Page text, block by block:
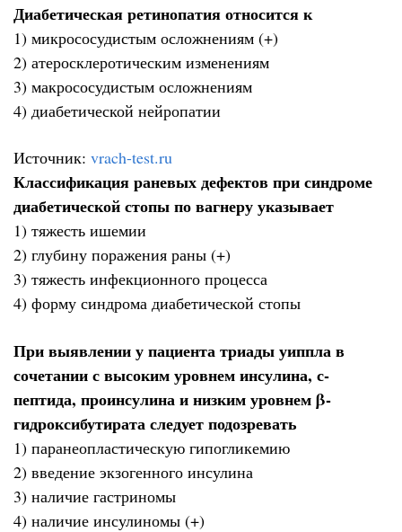
Диабетическая ретинопатия относится к
1) микрососудистым осложнениям (+)
2) атеросклеротическим изменениям
3) макрососудистым осложнениям
4) диабетической нейропатии
Источник: vrach-test.ru
Классификация раневых дефектов при синдроме
диабетической стопы по вагнеру указывает
1) тяжесть ишемии
2) глубину поражения раны (+)
3) тяжесть инфекционного процесса
4) форму синдрома диабетической стопы
При выявлении у пациента триады уиппла в
сочетании с высоким уровнем инсулина, с-
пептида, проинсулина и низким уровнем β-
гидроксибутирата следует подозревать
1) паранеопластическую гипогликемию
2) введение экзогенного инсулина
3) наличие гастриномы
4) наличие инсулиномы (+)